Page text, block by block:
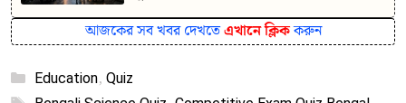
আজকের সব খবর দেখতেএখানে ক্লিককরুন
Categories
Education, Quiz